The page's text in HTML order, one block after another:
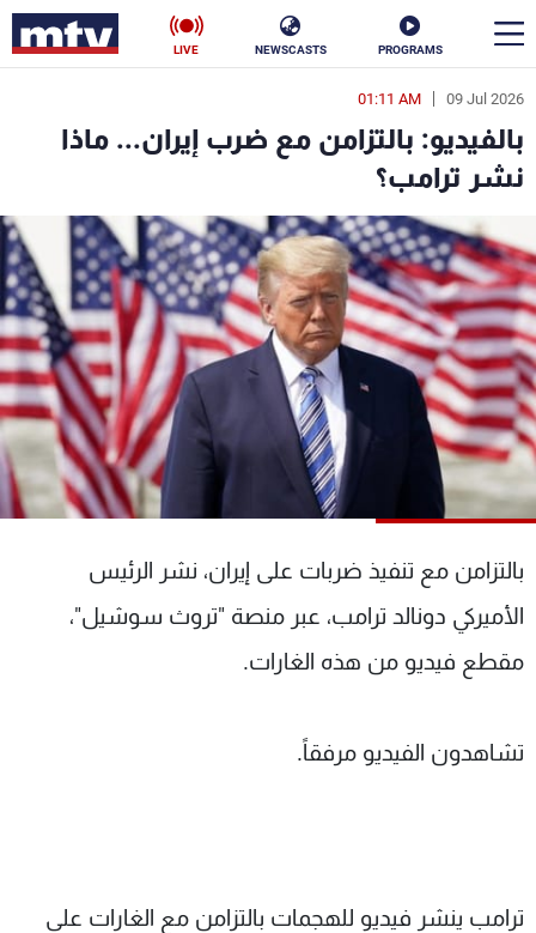
PROGRAMS
NEWSCASTS
LIVE
09 Jul 2026
01:11 AM
بالفيديو: بالتزامن مع ضرب إيران... ماذا
نشر ترامب؟
بالتزامن مع تنفيذ ضربات على إيران، نشر الرئيس
الأميركي دونالد ترامب، عبر منصة "تروث سوشيل"،
مقطع فيديو من هذه الغارات.
تشاهدون الفيديو مرفقاً.
ترامب ينشر فيديو للهجمات بالتزامن مع الغارات على
en
الأخبار
سياسة ناس
إقتصاد فن
منوعات رياضة
كأس العالم
البرامج
جدول البرامج
شاهد البرامج
عن MTV
وظائف